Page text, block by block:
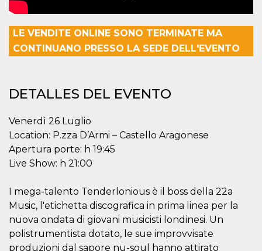
LE VENDITE ONLINE SONO TERMINATE MA
CONTINUANO PRESSO LA SEDE DELL'EVENTO
DETALLES DEL EVENTO
Venerdì 26 Luglio
Location: P.zza D’Armi – Castello Aragonese
Apertura porte: h 19:45
Live Show: h 21:00
I mega-talento Tenderlonious è il boss della 22a
Music, l'etichetta discografica in prima linea per la
nuova ondata di giovani musicisti londinesi. Un
polistrumentista dotato, le sue improvvisate
produzioni dal sapore nu-soul hanno attirato
específico del
buen ejemplo es
mantener un
estado de inicio
de sesión para
m
Stripe
m.stripe.com
1 año 1 mes
en el navegador
para hacer que
las páginas se
carguen más
rápido.
CookieScriptConsent
CookieScript
oooh.events
4 semanas 2
días
El servicio
Cookie-